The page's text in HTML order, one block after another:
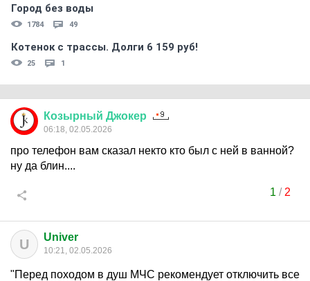
Город без воды
1784 49
Котенок с трассы. Долги 6 159 руб!
25 1
Козырный Джокер
06:18, 02.05.2026
про телефон вам сказал некто кто был с ней в ванной?
ну да блин....
1 / 2
U Univer
10:21, 02.05.2026
"Перед походом в душ МЧС рекомендует отключить все